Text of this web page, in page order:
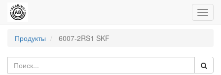
Продукты
6007-2RS1 SKF